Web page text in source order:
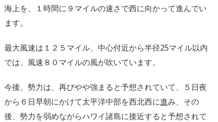
海上を、１時間に９マイルの速さで西に向かって進んでい
ます。
最大風速は１２５マイル、中心付近から半径25マイル以内
では、風速８０マイルの風が吹いています。
今後、勢力は、再びやや強まると予想されていて、５日夜
から６日早朝にかけて太平洋中部を西北西に進み、その
後、勢力を弱めながらハワイ諸島に接近すると予想されて